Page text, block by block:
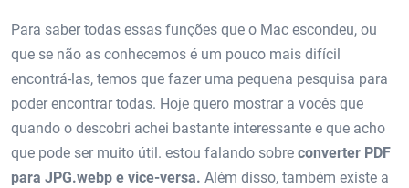
Para saber todas essas funções que o Mac escondeu, ou
que se não as conhecemos é um pouco mais difícil
encontrá-las, temos que fazer uma pequena pesquisa para
poder encontrar todas. Hoje quero mostrar a vocês que
quando o descobri achei bastante interessante e que acho
que pode ser muito útil. estou falando sobre converter PDF
para JPG.webp e vice-versa. Além disso, também existe a